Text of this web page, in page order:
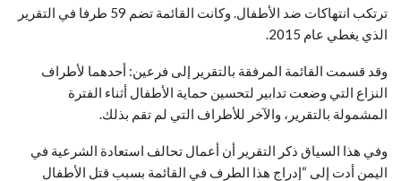
ترتكب انتهاكات ضد الأطفال. وكانت القائمة تضم 59 طرفا في التقرير
الذي يغطي عام 2015.
وقد قسمت القائمة المرفقة بالتقرير إلى فرعين: أحدهما لأطراف
النزاع التي وضعت تدابير لتحسين حماية الأطفال أثناء الفترة
المشمولة بالتقرير، والآخر للأطراف التي لم تقم بذلك.
وفي هذا السياق ذكر التقرير أن أعمال تحالف استعادة الشرعية في
اليمن أدت إلى “إدراج هذا الطرف في القائمة بسبب قتل الأطفال